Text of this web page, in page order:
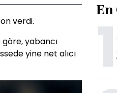
verdi.
yabancı
yine net alıcı
1